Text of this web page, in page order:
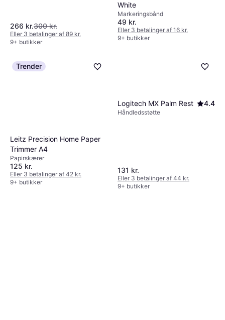
266 kr.300 kr.
Eller 3 betalinger af 89 kr.
9+ butikker
White
Markeringsbånd
49 kr.
Eller 3 betalinger af 16 kr.
9+ butikker
Trender
Leitz Precision Home Paper
Trimmer A4
Papirskærer
125 kr.
Eller 3 betalinger af 42 kr.
9+ butikker
Logitech MX Palm Rest 4.4
Håndledsstøtte
131 kr.
Eller 3 betalinger af 44 kr.
9+ butikker